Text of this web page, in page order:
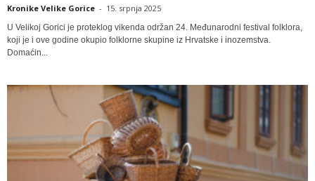
Kronike Velike Gorice - 15. srpnja 2025
U Velikoj Gorici je proteklog vikenda održan 24. Međunarodni festival folklora,
koji je i ove godine okupio folklorne skupine iz Hrvatske i inozemstva.
Domaćin...